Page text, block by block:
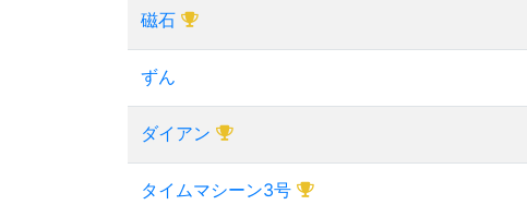
磁石
ずん
ダイアン
タイムマシーン3号